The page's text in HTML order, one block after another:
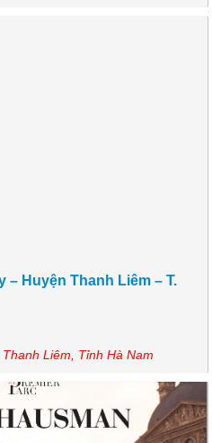
– Huyện Thanh Liêm – T.
Liêm, Tỉnh Hà Nam